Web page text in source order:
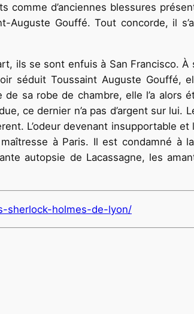
comme d’anciennes blessures
Auguste Gouffé. Tout concorde, il
ils se sont enfuis à San Francisco. À
séduit Toussaint Auguste Gouffé,
sa robe de chambre, elle l’a alors
ce dernier n’a pas d’argent sur lui.
L’odeur devenant insupportable
à Paris. Il est condamné à
autopsie de Lacassagne, les
sherlock-holmes-de-lyon/